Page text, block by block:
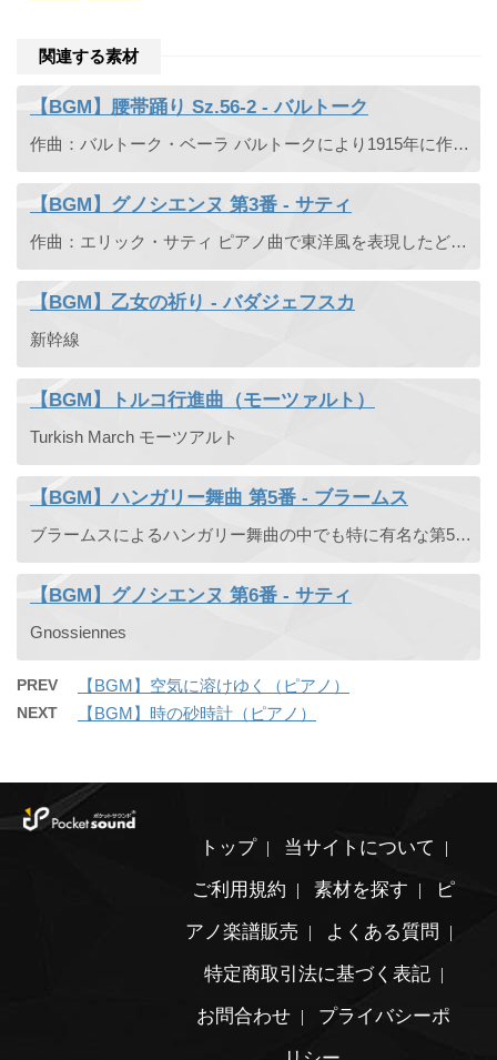
関連する素材
【BGM】腰帯踊り Sz.56-2 - バルトーク
作曲：バルトーク・ベーラ バルトークにより1915年に作曲されたルーマニア民俗舞曲の第2曲「腰帯踊り」。
【BGM】グノシエンヌ 第3番 - サティ
作曲：エリック・サティ ピアノ曲で東洋風を表現したどこか怪しい雰囲気の曲。CMや映画でもBGMとして採用された事がある。涼宮ハルヒの映画でも使われた。
【BGM】乙女の祈り - バダジェフスカ
新幹線
【BGM】トルコ行進曲（モーツァルト）
Turkish March モーツアルト
【BGM】ハンガリー舞曲 第5番 - ブラームス
ブラームスによるハンガリー舞曲の中でも特に有名な第5番です。テレビCM やゲームなどでも採用され、さけるチーズの CM として強烈な印象を残した楽曲です。オーケストラでよく演奏されますが、元々はピアノ ...
【BGM】グノシエンヌ 第6番 - サティ
Gnossiennes
PREV 【BGM】空気に溶けゆく（ピアノ）
NEXT 【BGM】時の砂時計（ピアノ）
トップ
当サイトについて
ご利用規約
素材を探す
ピ
アノ楽譜販売
よくある質問
特定商取引法に基づく表記
お問合わせ
プライバシーポ